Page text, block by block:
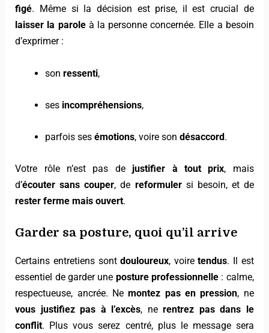
figé. Même si la décision est prise, il est crucial de
laisser la paroleà la personne concernée. Elle a besoin
d’exprimer :
son ressenti,
ses incompréhensions,
parfois ses émotions, voire son désaccord .
Votre rôle n’est pas de justifier à tout prix, mais
d’écouter sans couper, de reformulersi besoin, et de
rester ferme mais ouvert.
Garder sa posture, quoi qu’il arrive
Certains entretiens sontdouloureux, voiretendus. Il est
essentiel de garder une posture professionnelle : calme,
respectueuse, ancrée. Nemontez pas en pression, ne
vous justifiez pas à l’excès, nerentrez pas dans le
conflit. Plus vous serez centré, plus le message sera